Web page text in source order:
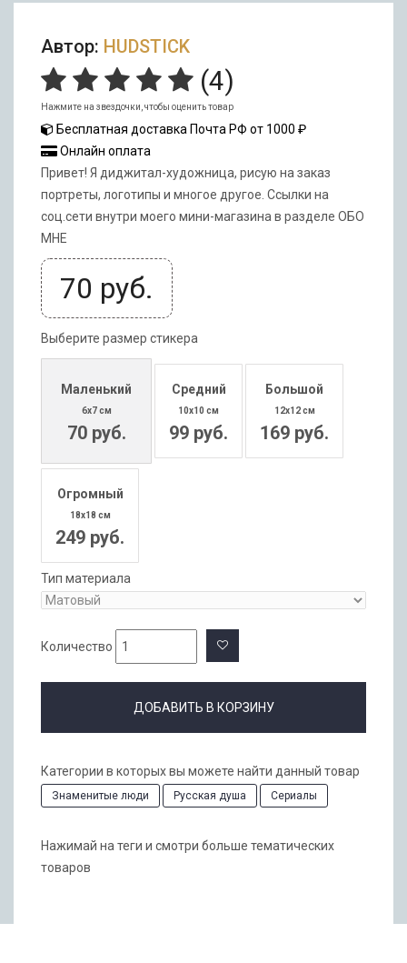
Автор: HUDSTICK
(4)
Нажмите на звездочки, чтобы оценить товар
Бесплатная доставка Почта РФ от 1000 ₽
Онлайн оплата
Привет! Я диджитал-художница, рисую на заказ
портреты, логотипы и многое другое. Ссылки на
соц.сети внутри моего мини-магазина в разделе ОБО
МНЕ
70 руб.
Выберите размер стикера
Маленький
6x7 см
70 руб.
Средний
10x10 см
99 руб.
Большой
12x12 см
169 руб.
Огромный
18x18 см
249 руб.
Тип материала
Количество
ДОБАВИТЬ В КОРЗИНУ
Категории в которых вы можете найти данный товар
Знаменитые люди Русская душа Сериалы
Нажимай на теги и смотри больше тематических
товаров